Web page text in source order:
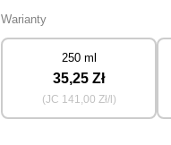
Warianty
250 ml
35,25 Zł
(JC 141,00 Zł/l)